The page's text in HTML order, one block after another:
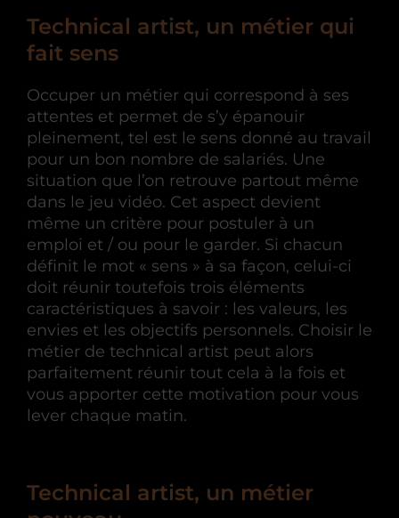
Technical artist, un métier qui
fait sens
Occuper un métier qui correspond à ses
attentes et permet de s’y épanouir
pleinement, tel est le sens donné au travail
pour un bon nombre de salariés. Une
situation que l’on retrouve partout même
dans le jeu vidéo. Cet aspect devient
même un critère pour postuler à un
emploi et / ou pour le garder. Si chacun
définit le mot « sens » à sa façon, celui-ci
doit réunir toutefois trois éléments
caractéristiques à savoir : les valeurs, les
envies et les objectifs personnels. Choisir le
métier de technical artist peut alors
parfaitement réunir tout cela à la fois et
vous apporter cette motivation pour vous
lever chaque matin.
Technical artist, un métier